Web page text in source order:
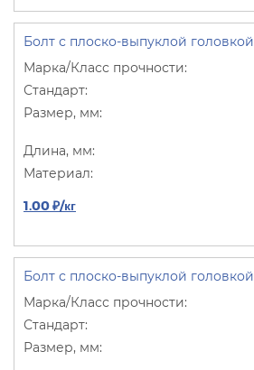
Болт с плоско-выпуклой головкой
1.00 ₽/кг
Болт с плоско-выпуклой головкой